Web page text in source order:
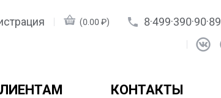
(0.00 ₽) 8·499·390·90·89
КОНТАКТЫ